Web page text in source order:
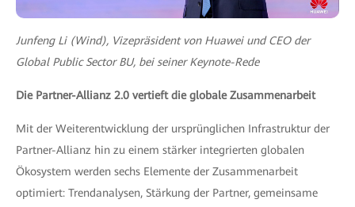
Junfeng Li (Wind), Vizepräsident von Huawei und CEO der
Global Public Sector BU, bei seiner Keynote-Rede
Die Partner-Allianz 2.0 vertieft die globale Zusammenarbeit
Mit der Weiterentwicklung der ursprünglichen Infrastruktur der
Partner-Allianz hin zu einem stärker integrierten globalen
Ökosystem werden sechs Elemente der Zusammenarbeit
optimiert: Trendanalysen, Stärkung der Partner, gemeinsame